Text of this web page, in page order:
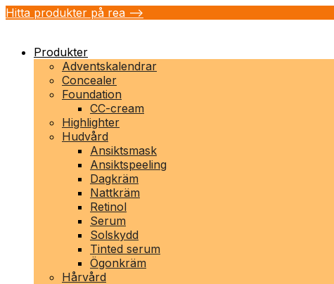
Hitta produkter på rea -->
Produkter
Adventskalendrar
Concealer
Foundation
CC-cream
Highlighter
Hudvård
Ansiktsmask
Ansiktspeeling
Dagkräm
Nattkräm
Retinol
Serum
Solskydd
Tinted serum
Ögonkräm
Hårvård